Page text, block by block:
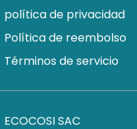
política de privacidad
Política de reembolso
Términos de servicio
ECOCOSI SAC